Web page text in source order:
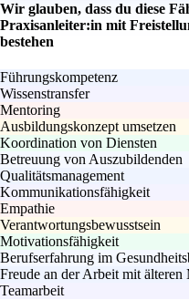
Wir glauben, dass du diese
Praxisanleiter:in mit
bestehen
Führungskompetenz
Wissenstransfer
Mentoring
Ausbildungskonzept umsetzen
Koordination von Diensten
Betreuung von Auszubildenden
Qualitätsmanagement
Kommunikationsfähigkeit
Empathie
Verantwortungsbewusstsein
Motivationsfähigkeit
Berufserfahrung im
Freude an der Arbeit mit älteren
Teamarbeit